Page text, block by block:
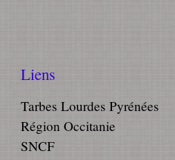
Liens
Tarbes Lourdes Pyrénées
Région Occitanie
SNCF